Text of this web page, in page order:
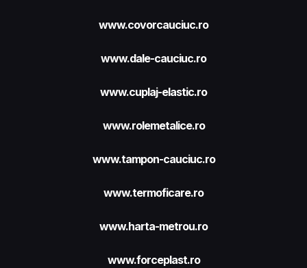
www.covorcauciuc.ro
www.dale-cauciuc.ro
www.cuplaj-elastic.ro
www.rolemetalice.ro
www.tampon-cauciuc.ro
www.termoficare.ro
www.harta-metrou.ro
www.forceplast.ro